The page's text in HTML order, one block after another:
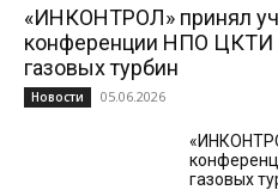
«ИНКОНТРОЛ» принял
конференции НПО ЦКТИ
газовых турбин
Новости 05.06.2026
газовых